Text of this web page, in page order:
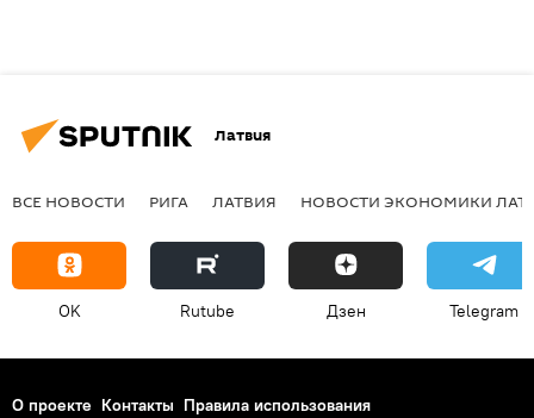
Латвия
ВСЕ НОВОСТИ РИГА ЛАТВИЯ НОВОСТИ ЭКОНОМИКИ
OK Rutube Дзен Telegram
О проекте Контакты Правила использования